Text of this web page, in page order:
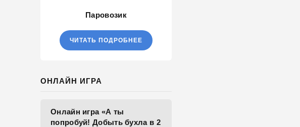
Паровозик
ЧИТАТЬ ПОДРОБНЕЕ
ОНЛАЙН ИГРА
Онлайн игра «А ты
попробуй! Добыть бухла в 2